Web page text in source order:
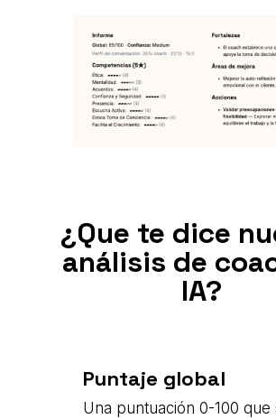
¿Que te dice
análisis de
IA?
Puntaje global
Una puntuación 0-100 que